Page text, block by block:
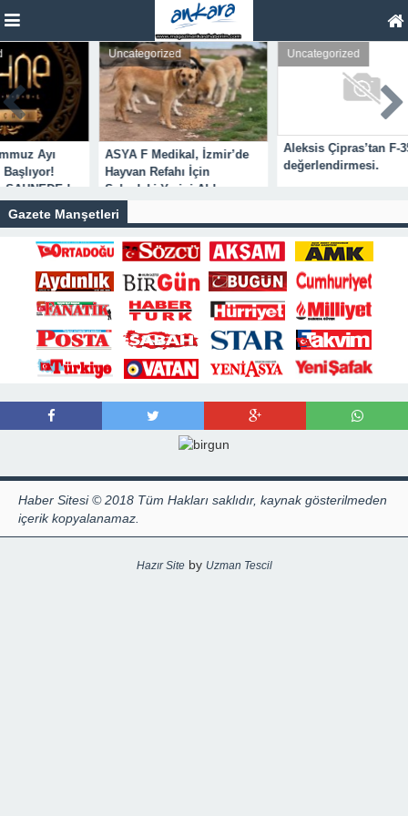
Ayı
!
Uncategorized
ASYA F Medikal, İzmir’de
Hayvan Refahı İçin
Sahadaki Yerini Aldı.
Uncategorized
Aleksis Çipras’tan F-35
değerlendirmesi.
Gazete Manşetleri
Haber Sitesi © 2018 Tüm Hakları saklıdır, kaynak gösterilmeden
içerik kopyalanamaz.
Hazır Siteby Uzman Tescil